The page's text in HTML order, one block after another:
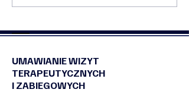
warsztatów Mapa
UMAWIANIE WIZYT
TERAPEUTYCZNYCH
I ZABIEGOWYCH